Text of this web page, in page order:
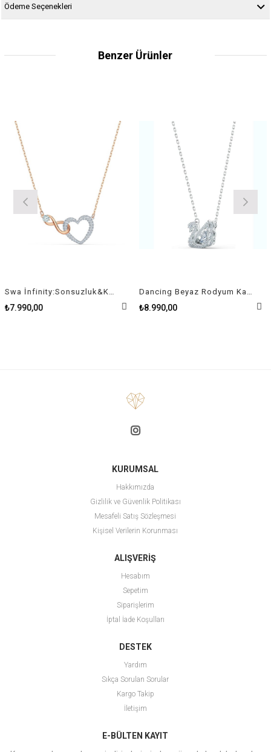
Ödeme Seçenekleri
Benzer Ürünler
Swa İnfinity:Sonsuzluk&Kalp Kolye Pembe Altin Ve Rodyum Kaplama
₺7.990,00
Dancing Beyaz Rodyum Kaplama Kuğu Swan Kolye
₺8.990,00
KURUMSAL
Hakkımızda
Gizlilik ve Güvenlik Politikası
Mesafeli Satış Sözleşmesi
Kişisel Verilerin Korunması
ALIŞVERİŞ
Hesabım
Sepetim
Siparişlerim
İptal İade Koşulları
DESTEK
Yardım
Sıkça Sorulan Sorular
Kargo Takip
İletişim
E-BÜLTEN KAYIT